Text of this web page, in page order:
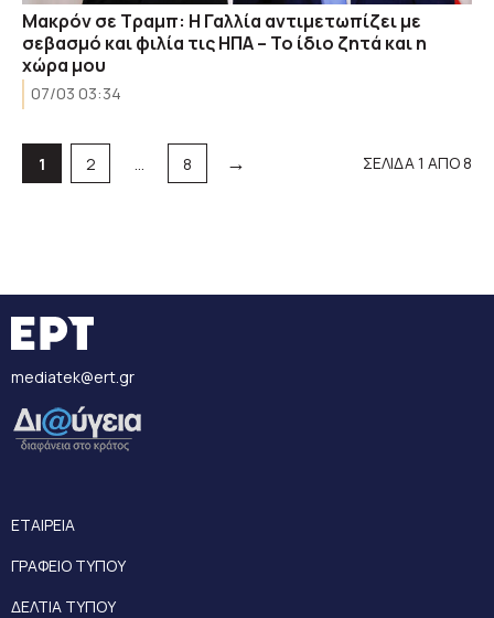
Μακρόν σε Τραμπ: Η Γαλλία αντιμετωπίζει με
σεβασμό και φιλία τις ΗΠΑ – Το ίδιο ζητά και η
χώρα μου
07/03 03:34
Σελίδα
1 Σελίδα
2 … Σελίδα
8 → ΣΕΛΙΔΑ 1 ΑΠΟ 8
mediatek@ert.gr
ΕΤΑΙΡΕΙΑ
ΓΡΑΦΕΙΟ ΤΥΠΟΥ
ΔΕΛΤΙΑ ΤΥΠΟΥ